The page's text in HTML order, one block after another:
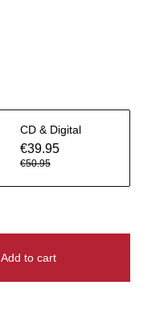
CD & Digital
€39.95
€50.95
Add to cart